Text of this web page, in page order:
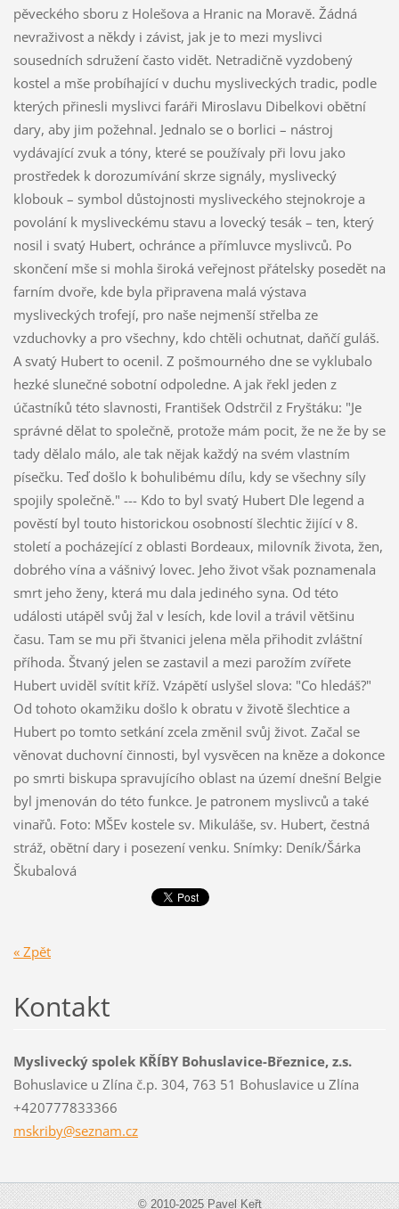
pěveckého sboru z Holešova a Hranic na Moravě. Žádná
nevraživost a někdy i závist, jak je to mezi myslivci
sousedních sdružení často vidět. Netradičně vyzdobený
kostel a mše probíhající v duchu mysliveckých tradic, podle
kterých přinesli myslivci faráři Miroslavu Dibelkovi obětní
dary, aby jim požehnal. Jednalo se o borlici – nástroj
vydávající zvuk a tóny, které se používaly při lovu jako
prostředek k dorozumívání skrze signály, myslivecký
klobouk – symbol důstojnosti mysliveckého stejnokroje a
povolání k mysliveckému stavu a lovecký tesák – ten, který
nosil i svatý Hubert, ochránce a přímluvce myslivců. Po
skončení mše si mohla široká veřejnost přátelsky posedět na
farním dvoře, kde byla připravena malá výstava
mysliveckých trofejí, pro naše nejmenší střelba ze
vzduchovky a pro všechny, kdo chtěli ochutnat, daňčí guláš.
A svatý Hubert to ocenil. Z pošmourného dne se vyklubalo
hezké slunečné sobotní odpoledne. A jak řekl jeden z
účastníků této slavnosti, František Odstrčil z Fryštáku: "Je
správné dělat to společně, protože mám pocit, že ne že by se
tady dělalo málo, ale tak nějak každý na svém vlastním
písečku. Teď došlo k bohulibému dílu, kdy se všechny síly
spojily společně." --- Kdo to byl svatý Hubert Dle legend a
pověstí byl touto historickou osobností šlechtic žijící v 8.
století a pocházející z oblasti Bordeaux, milovník života, žen,
dobrého vína a vášnivý lovec. Jeho život však poznamenala
smrt jeho ženy, která mu dala jediného syna. Od této
události utápěl svůj žal v lesích, kde lovil a trávil většinu
času. Tam se mu při štvanici jelena měla přihodit zvláštní
příhoda. Štvaný jelen se zastavil a mezi parožím zvířete
Hubert uviděl svítit kříž. Vzápětí uslyšel slova: "Co hledáš?"
Od tohoto okamžiku došlo k obratu v životě šlechtice a
Hubert po tomto setkání zcela změnil svůj život. Začal se
věnovat duchovní činnosti, byl vysvěcen na kněze a dokonce
po smrti biskupa spravujícího oblast na území dnešní Belgie
byl jmenován do této funkce. Je patronem myslivců a také
vinařů. Foto: MŠEv kostele sv. Mikuláše, sv. Hubert, čestná
stráž, obětní dary i posezení venku. Snímky: Deník/Šárka
Škubalová
« Zpět
Kontakt
Myslivecký spolek KŘÍBY Bohuslavice-Březnice, z.s.
Bohuslavice u Zlína č.p. 304, 763 51 Bohuslavice u Zlína
+420777833366
mskriby@seznam.cz
© 2010-2025 Pavel Keřt